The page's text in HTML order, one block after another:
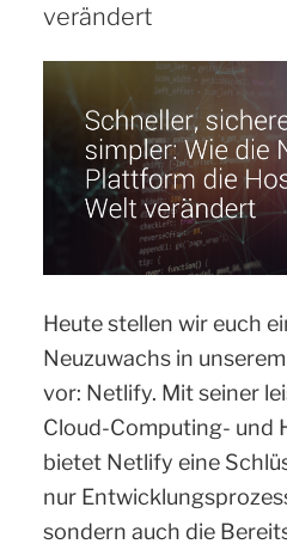
verändert
Heute stellen wir euch
Neuzuwachs in
vor: Netlify. Mit seiner
Cloud-Computing- und
bietet Netlify eine
nur
sondern auch die